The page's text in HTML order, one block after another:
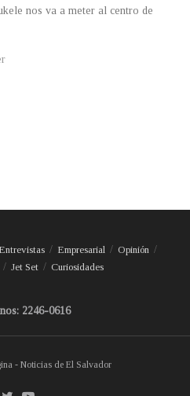
nos va a meter al centro de
Entrevistas Empresarial
Opinión
Jet Set Curiosidades
2246-0616
- Noticias de El Salvador